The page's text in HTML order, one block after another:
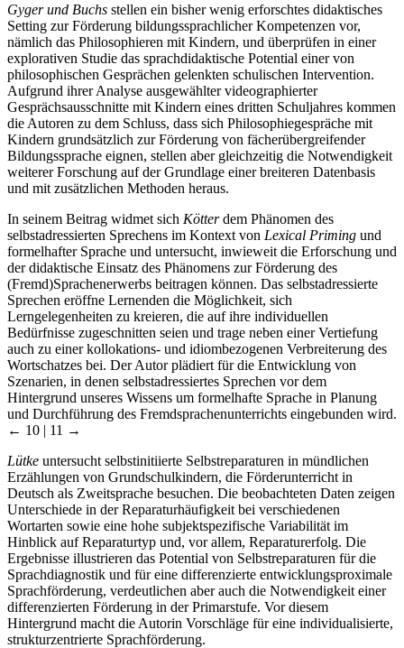
Gyger und Buchs stellen ein bisher wenig erforschtes didaktisches
Setting zur Förderung bildungssprachlicher Kompetenzen vor,
nämlich das Philosophieren mit Kindern, und überprüfen in einer
explorativen Studie das sprachdidaktische Potential einer von
philosophischen Gesprächen gelenkten schulischen Intervention.
Aufgrund ihrer Analyse ausgewählter videographierter
Gesprächsausschnitte mit Kindern eines dritten Schuljahres kommen
die Autoren zu dem Schluss, dass sich Philosophiegespräche mit
Kindern grundsätzlich zur Förderung von fächerübergreifender
Bildungssprache eignen, stellen aber gleichzeitig die Notwendigkeit
weiterer Forschung auf der Grundlage einer breiteren Datenbasis
und mit zusätzlichen Methoden heraus.
In seinem Beitrag widmet sich Kötterdem Phänomen des
selbstadressierten Sprechens im Kontext von Lexical Priming und
formelhafter Sprache und untersucht, inwieweit die Erforschung und
der didaktische Einsatz des Phänomens zur Förderung des
(Fremd)Sprachenerwerbs beitragen können. Das selbstadressierte
Sprechen eröffne Lernenden die Möglichkeit, sich
Lerngelegenheiten zu kreieren, die auf ihre individuellen
Bedürfnisse zugeschnitten seien und trage neben einer Vertiefung
auch zu einer kollokations- und idiombezogenen Verbreiterung des
Wortschatzes bei. Der Autor plädiert für die Entwicklung von
Szenarien, in denen selbstadressiertes Sprechen vor dem
Hintergrund unseres Wissens um formelhafte Sprache in Planung
und Durchführung des Fremdsprachenunterrichts eingebunden wird.
← 10 | 11 →
Lütke untersucht selbstinitiierte Selbstreparaturen in mündlichen
Erzählungen von Grundschulkindern, die Förderunterricht in
Deutsch als Zweitsprache besuchen. Die beobachteten Daten zeigen
Unterschiede in der Reparaturhäufigkeit bei verschiedenen
Wortarten sowie eine hohe subjektspezifische Variabilität im
Hinblick auf Reparaturtyp und, vor allem, Reparaturerfolg. Die
Ergebnisse illustrieren das Potential von Selbstreparaturen für die
Sprachdiagnostik und für eine differenzierte entwicklungsproximale
Sprachförderung, verdeutlichen aber auch die Notwendigkeit einer
differenzierten Förderung in der Primarstufe. Vor diesem
Hintergrund macht die Autorin Vorschläge für eine individualisierte,
strukturzentrierte Sprachförderung.